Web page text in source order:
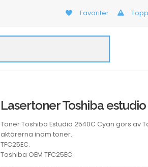
Favoriter
Lasertoner Toshiba
Toner Toshiba Estudio 2540C Cyan görs av
aktörerna inom toner.
TFC25EC.
Toshiba OEM TFC25EC.